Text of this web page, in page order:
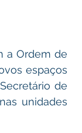
Esporte
a Ordem de
espaços
de
unidades